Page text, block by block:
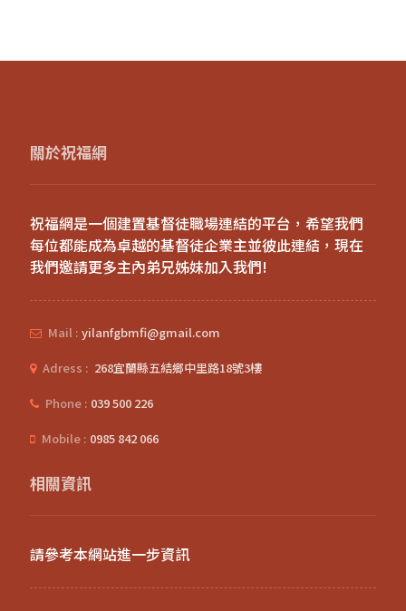
關於祝福網
祝福網是一個建置基督徒職場連結的平台，希望我們
每位都能成為卓越的基督徒企業主並彼此連結，現在
我們邀請更多主內弟兄姊妹加入我們!
Mail : yilanfgbmfi@gmail.com
Adress : 268宜蘭縣五結鄉中里路18號3樓
Phone : 039 500 226
Mobile : 0985 842 066
相關資訊
請參考本網站進一步資訊